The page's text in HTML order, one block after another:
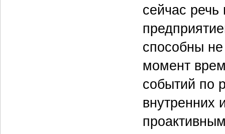
сейчас речь
способны
момент
событий по
внутренних